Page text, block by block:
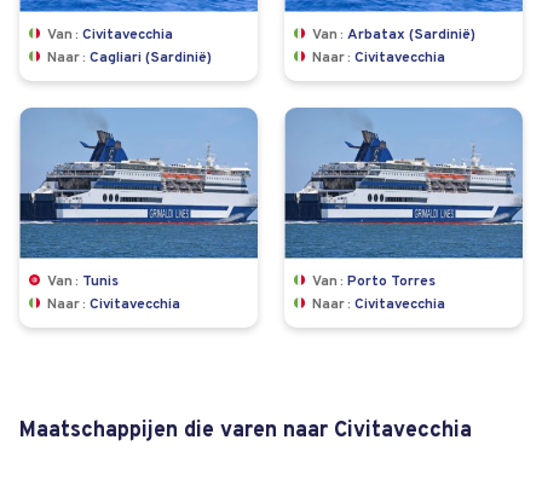
Van
Civitavecchia
Naar
Cagliari (Sardinië)
Van
Arbatax (Sardinië)
Naar
Civitavecchia
Van
Tunis
Naar
Civitavecchia
Van
Porto Torres
Naar
Civitavecchia
Maatschappijen die varen naar Civitavecchia